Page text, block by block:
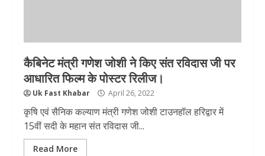
कैबिनेट मंत्री गणेश जोशी ने किए संत रविदास जी पर
आधारित फिल्म के पोस्टर रिलीज।
Uk Fast Khabar April 26, 2022
कृषि एवं सैनिक कल्याण मंत्री गणेश जोशी टाउनहॉल हरिद्वार में
15वीं सदी के महान संत रविदास जी...
Read More